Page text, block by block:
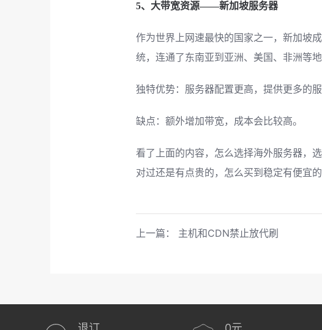
5、大带宽资源——新加坡服务器
作为世界上网速最快的国家之一，新加坡
统，连通了东南亚到亚洲、美国、非洲等
独特优势：服务器配置更高，提供更多的
缺点：额外增加带宽，成本会比较高。
看了上面的内容，怎么选择海外服务器，
对过还是有点贵的，怎么买到稳定有便宜的
上一篇： 主机和CDN禁止放代刷